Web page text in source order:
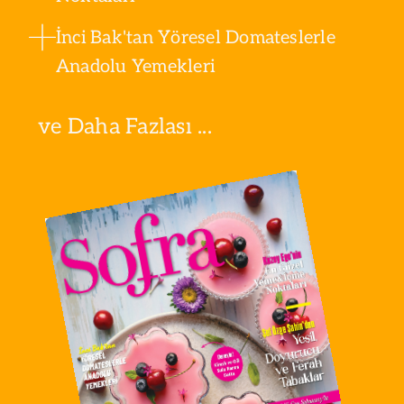
İnci Bak'tan Yöresel Domateslerle
Anadolu Yemekleri
ve Daha Fazlası ...